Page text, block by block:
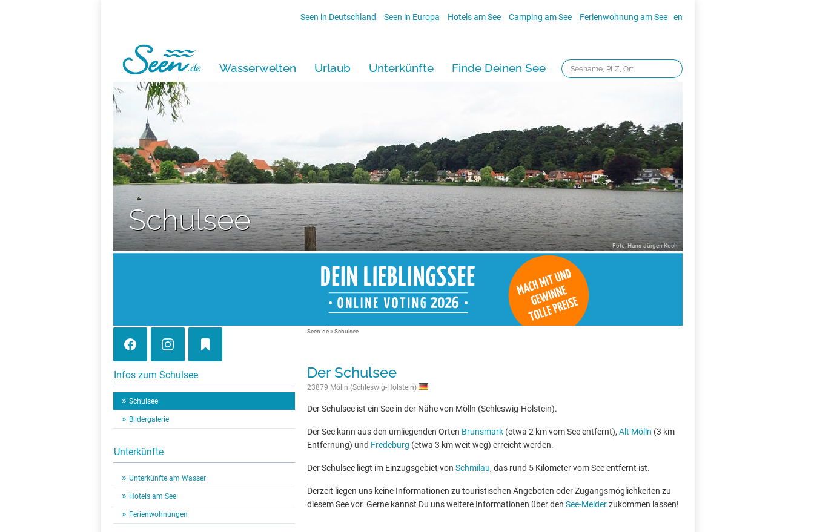
Seen in Deutschland Seen in Europa Hotels am See Camping am See Ferienwohnung am See en
Wasserwelten Urlaub Unterkünfte Finde Deinen See
Schulsee
Foto: Hans-Jürgen Koch
Infos zum Schulsee
Schulsee
Bildergalerie
Unterkünfte
Unterkünfte am Wasser
Hotels am See
Ferienwohnungen
Seen.de» Schulsee
Der Schulsee
23879 Mölln (Schleswig-Holstein)
Der Schulsee ist ein See in der Nähe von Mölln (Schleswig-Holstein).
Der See kann aus den umliegenden Orten Brunsmark (etwa 2 km vom See entfernt), Alt Mölln (3 km
Entfernung) und Fredeburg (etwa 3 km weit weg) erreicht werden.
Der Schulsee liegt im Einzugsgebiet von Schmilau, das rund 5 Kilometer vom See entfernt ist.
Derzeit liegen uns keine Informationen zu touristischen Angeboten oder Zugangsmöglichkeiten zu
diesem See vor. Gerne kannst Du uns weitere Informationen über den See-Melderzukommen lassen!